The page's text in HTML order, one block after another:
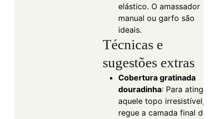
elástico. O amassador
manual ou garfo são
ideais.
Técnicas e
sugestões extras
Cobertura gratinada
douradinha: Para atingir
aquele topo irresistível,
regue a camada final de